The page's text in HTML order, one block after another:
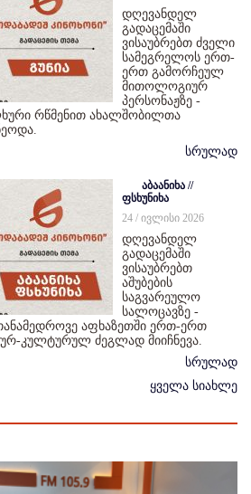
დღევანდელ
გადაცემაში
ვისაუბრებთ ძველი
სამეგრელოს ერთ-
ერთ გამორჩეულ
მითოლოგიურ
პერსონაჟზე -
რწმენით ახალშობილთა
სრულად
აბაანიხა //
ფსხუნიხა
24 / ივლისი 2026
დღევანდელ
გადაცემაში
ვისაუბრებთ
აშუბების
საგვარეულო
სალოცავზე -
აფხაზეთში ერთ-ერთ
კულტურულ ძეგლად მიიჩნევა.
სრულად
ყველა სიახლე